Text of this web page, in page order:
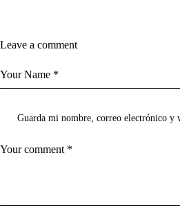
Leave a comment
Guarda mi nombre, correo electrónico y